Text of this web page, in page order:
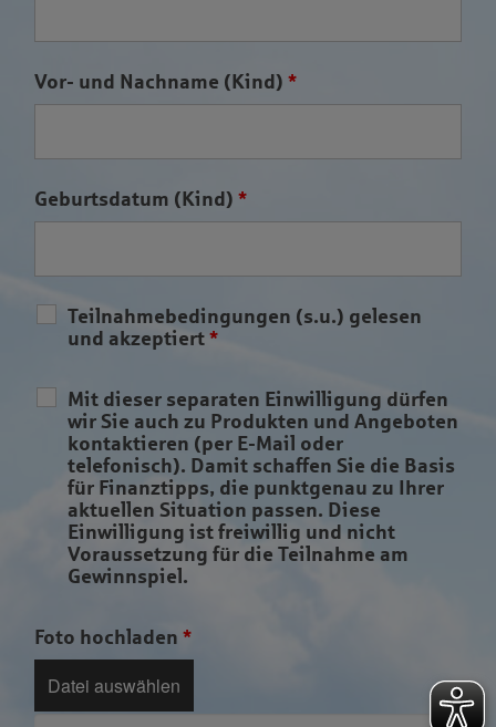
Vor- und Nachname (Kind) *
Geburtsdatum (Kind) *
Teilnahmebedingungen (s.u.) gelesen
und akzeptiert*
Mit dieser separaten Einwilligung dürfen
wir Sie auch zu Produkten und Angeboten
kontaktieren (per E-Mail oder
telefonisch). Damit schaffen Sie die Basis
für Finanztipps, die punktgenau zu Ihrer
aktuellen Situation passen. Diese
Einwilligung ist freiwillig und nicht
Voraussetzung für die Teilnahme am
Gewinnspiel.
Foto hochladen *
Datei auswählen